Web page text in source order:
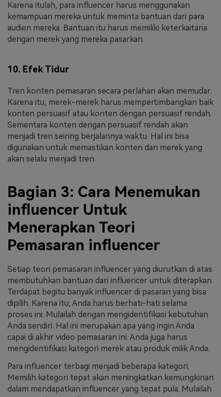
Karena itulah, para influencer harus menggunakan
kemampuan mereka untuk meminta bantuan dari para
audien mereka. Bantuan itu harus memiliki keterkaitana
dengan merek yang mereka pasarkan.
10. Efek Tidur
Tren konten pemasaran secara perlahan akan memudar.
Karena itu, merek-merek harus mempertimbangkan baik
konten persuasif atau konten dengan persuasif rendah.
Sementara konten dengan persuasif rendah akan
menjadi tren seiring berjalannya waktu. Hal ini bisa
digunakan untuk memastikan konten dari merek yang
akan selalu menjadi tren.
Bagian 3: Cara Menemukan
influencer Untuk
Menerapkan Teori
Pemasaran influencer
Setiap teori pemasaran influencer yang diurutkan di atas
membutuhkan bantuan dari influencer untuk diterapkan.
Terdapat begitu banyak influencer di pasaran yang bisa
dipilih. Karena itu, Anda harus berhati-hati selama
proses ini. Mulailah dengan mengidentifikasi kebutuhan
Anda sendiri. Hal ini merupakan apa yang ingin Anda
capai di akhir video pemasaran ini. Anda juga harus
mengidentifikasi kategori merek atau produk milik Anda.
Para influencer terbagi menjadi beberapa kategori.
Memilih kategori tepat akan meningkatkan kemungkinan
dalam mendapatkan influencer yang tepat pula. Mulailah